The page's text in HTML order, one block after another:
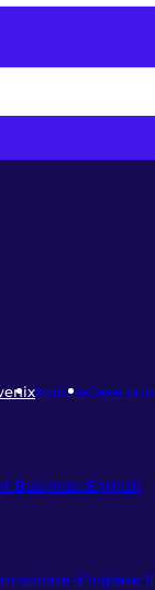
NotizieCase
Business English
d'inglese